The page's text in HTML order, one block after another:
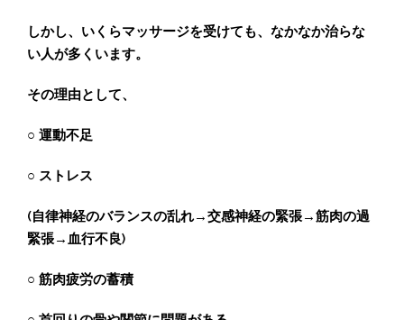
しかし、いくらマッサージを受けても、なかなか治らな
い人が多くいます。
その理由として、
○ 運動不足
○ ストレス
(自律神経のバランスの乱れ→交感神経の緊張→筋肉の過
緊張→血行不良)
○ 筋肉疲労の蓄積